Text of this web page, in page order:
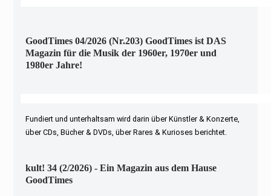
GoodTimes 04/2026 (Nr.203) GoodTimes ist DAS
Magazin für die Musik der 1960er, 1970er und
1980er Jahre!
Fundiert und unterhaltsam wird darin über Künstler & Konzerte,
über CDs, Bücher & DVDs, über Rares & Kurioses berichtet.
kult! 34 (2/2026) - Ein Magazin aus dem Hause
GoodTimes